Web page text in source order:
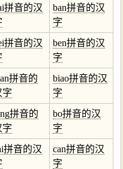
拼音的汉
ban拼音的汉
字
拼音的汉
ben拼音的汉
字
拼音的
字
biao拼音的汉
字
拼音的
字
bo拼音的汉
字
拼音的汉
can拼音的汉
字